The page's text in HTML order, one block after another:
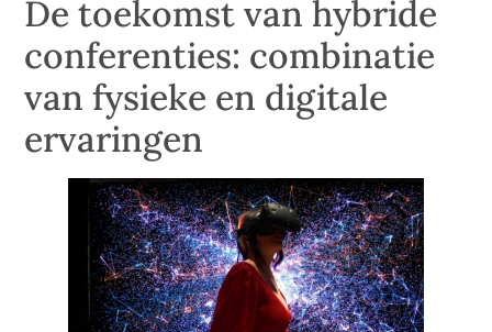
De toekomst van hybride
conferenties: combinatie
van fysieke en digitale
ervaringen